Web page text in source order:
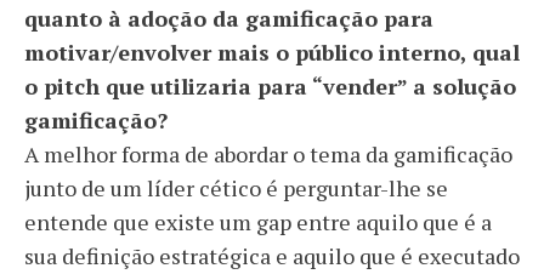
quanto à adoção da gamificação para
motivar/envolver mais o público interno, qual
o pitch que utilizaria para “vender” a solução
gamificação?
A melhor forma de abordar o tema da gamificação
junto de um líder cético é perguntar-lhe se
entende que existe um gap entre aquilo que é a
sua definição estratégica e aquilo que é executado